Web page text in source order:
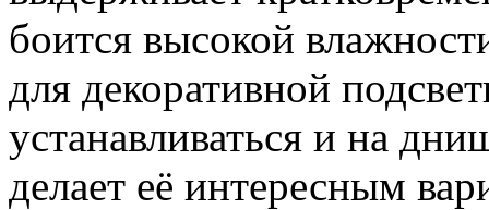
боится высокой
для декоративной
устанавливаться и на
делает её интересным